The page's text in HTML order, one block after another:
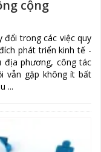
cộng
đổi trong các việc quy
phát triển kinh tế -
địa phương, công tác
vẫn gặp không ít bất
...